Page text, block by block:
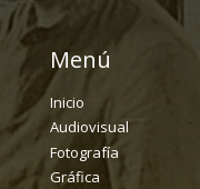
Menú
Inicio
Audiovisual
Fotografía
Gráfica